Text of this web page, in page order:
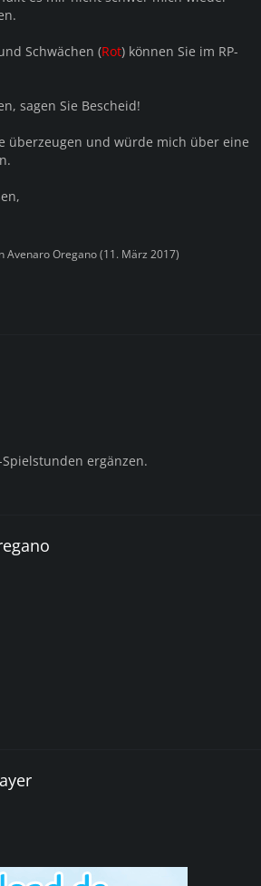
Schwächen (Rot) können Sie im RP-
sagen Sie Bescheid!
überzeugen und würde mich über eine
Avenaro Oregano(11. März 2017)
ergänzen.